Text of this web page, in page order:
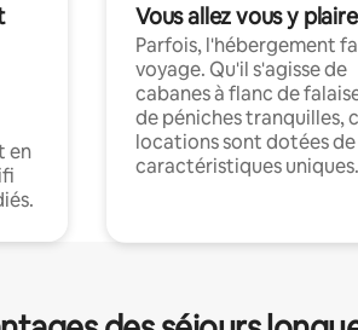
en
Vous allez vous y plaire
Parfois, l'hébergement
voyage. Qu'il s'agisse de
cabanes à flanc de
de péniches tranquilles,
locations sont dotées de
caractéristiques uniques.